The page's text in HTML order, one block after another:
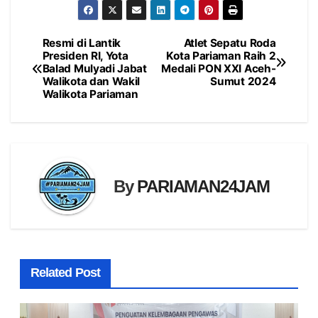
Navigasi
pos
Atlet Sepatu Roda
Kota Pariaman Raih 2
Medali PON XXI Aceh-
Sumut 2024
Resmi di Lantik
Presiden RI, Yota
Balad Mulyadi Jabat
Walikota dan Wakil
Walikota Pariaman
ByPARIAMAN24JAM
Related Post